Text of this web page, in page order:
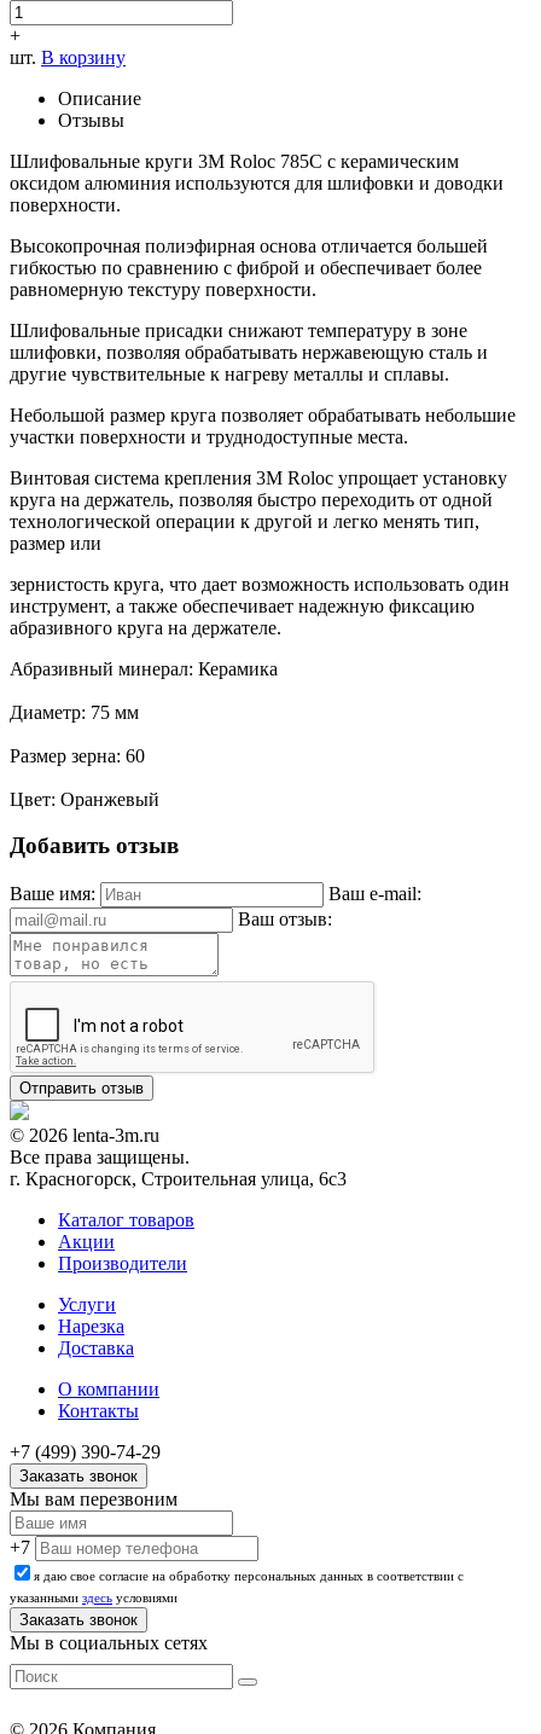
+
шт. В корзину
Описание
Отзывы
Шлифовальные круги 3M Roloc 785С с керамическим
оксидом алюминия используются для шлифовки и доводки
поверхности.
Высокопрочная полиэфирная основа отличается большей
гибкостью по сравнению с фиброй и обеспечивает более
равномерную текстуру поверхности.
Шлифовальные присадки снижают температуру в зоне
шлифовки, позволяя обрабатывать нержавеющую сталь и
другие чувствительные к нагреву металлы и сплавы.
Небольшой размер круга позволяет обрабатывать небольшие
участки поверхности и труднодоступные места.
Винтовая система крепления 3M Roloc упрощает установку
круга на держатель, позволяя быстро переходить от одной
технологической операции к другой и легко менять тип,
размер или
зернистость круга, что дает возможность использовать один
инструмент, а также обеспечивает надежную фиксацию
абразивного круга на держателе.
Абразивный минерал: Керамика
Диаметр: 75 мм
Размер зерна: 60
Цвет: Оранжевый
Добавить отзыв
Ваше имя:
Ваш e-mail:
Ваш отзыв:
© 2026 lenta-3m.ru
Все права защищены.
г. Красногорск, Строительная улица, 6с3
Каталог товаров
Акции
Производители
Услуги
Нарезка
Доставка
О компании
Контакты
+7 (499) 390-74-29
Заказать звонок
Мы вам перезвоним
+7
я даю свое согласие на обработку персональных данных в соответствии с
указанными здесь условиями
Мы в социальных сетях